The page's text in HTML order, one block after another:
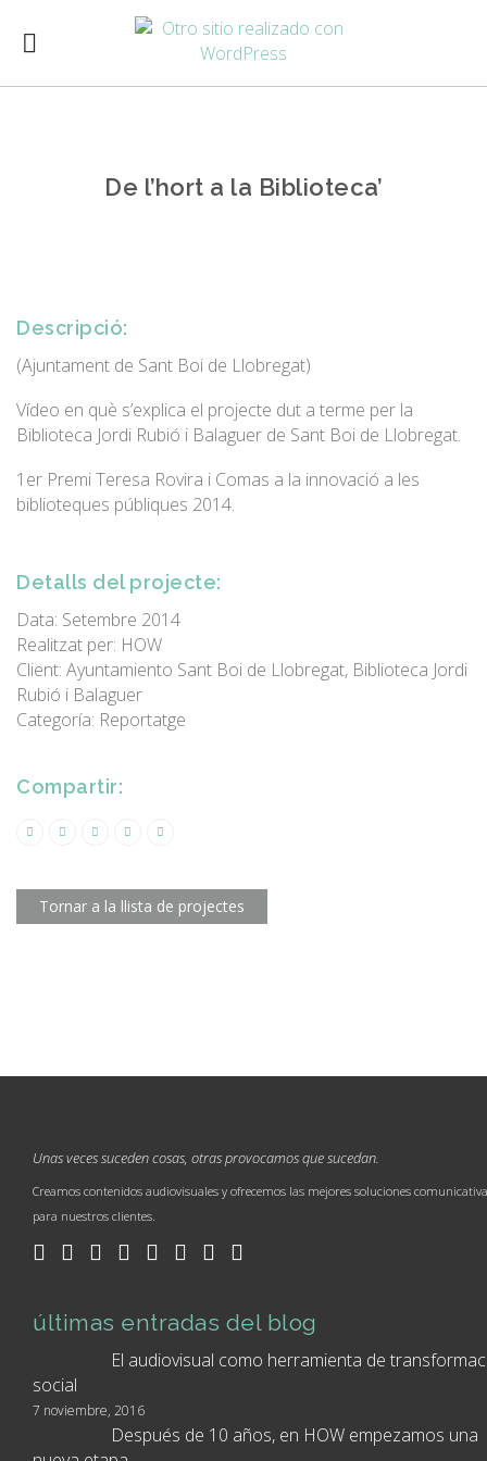
De l’hort a la Biblioteca’
Descripció:
(Ajuntament de Sant Boi de Llobregat)
Vídeo en què s’explica el projecte dut a terme per la
Biblioteca Jordi Rubió i Balaguer de Sant Boi de Llobregat.
1er Premi Teresa Rovira i Comas a la innovació a les
biblioteques públiques 2014.
Detalls del projecte:
Data: Setembre 2014
Realitzat per: HOW
Client: Ayuntamiento Sant Boi de Llobregat, Biblioteca Jordi
Rubió i Balaguer
Categoría: Reportatge
Compartir:
Tornar a la llista de projectes
Unas veces suceden cosas, otras provocamos que sucedan.
Creamos contenidos audiovisuales y ofrecemos las mejores soluciones
para nuestros clientes.
últimas entradas del blog
El audiovisual como herramienta de
social
7 noviembre, 2016
Después de 10 años, en HOW empezamos una